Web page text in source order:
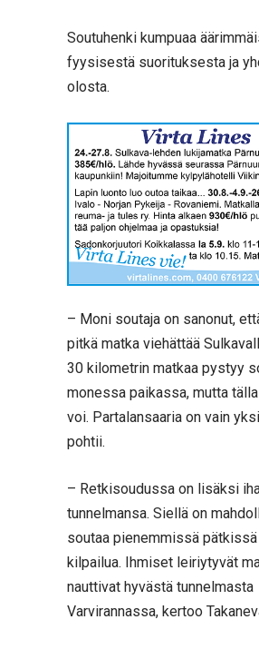
Soutuhenki kumpuaa
fyysisestä suorituksesta ja
olosta.
– Moni soutaja on sanonut,
pitkä matka viehättää
30 kilometrin matkaa pystyy
monessa paikassa, mutta
voi. Partalansaaria on vain
pohtii.
– Retkisoudussa on lisäksi
tunnelmansa. Siellä on
soutaa pienemmissä
kilpailua. Ihmiset leiriytyvät
nauttivat hyvästä tunnelmasta
Varvirannassa, kertoo